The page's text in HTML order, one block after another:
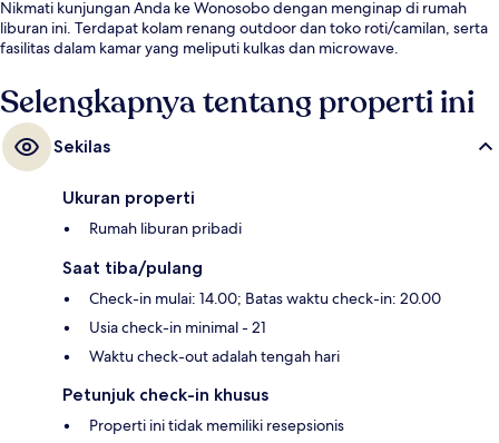
Nikmati kunjungan Anda ke Wonosobo dengan menginap di rumah
liburan ini. Terdapat kolam renang outdoor dan toko roti/camilan, serta
fasilitas dalam kamar yang meliputi kulkas dan microwave.
Selengkapnya tentang properti ini
Sekilas
Ukuran properti
Rumah liburan pribadi
Saat tiba/pulang
Check-in mulai: 14.00; Batas waktu check-in: 20.00
Usia check-in minimal - 21
Waktu check-out adalah tengah hari
Petunjuk check-in khusus
Properti ini tidak memiliki resepsionis